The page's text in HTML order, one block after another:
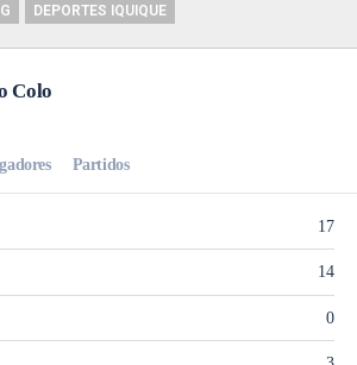
DEPORTES IQUIQUE